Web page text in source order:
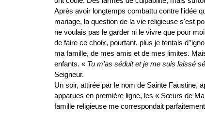
Après avoir longtemps combattu contre l'idée
mariage, la question de la vie religieuse s'est
ne voulais pas le garder ni le vivre que pour
de faire ce choix, pourtant, plus je tentais
ma famille, de mes amis et de mes limites.
enfants. « Tu m’as séduit et je me suis laissé
Seigneur.
Un soir, attirée par le nom de Sainte Faustine,
apparues en première ligne, les « Sœurs de
famille religieuse me correspondait